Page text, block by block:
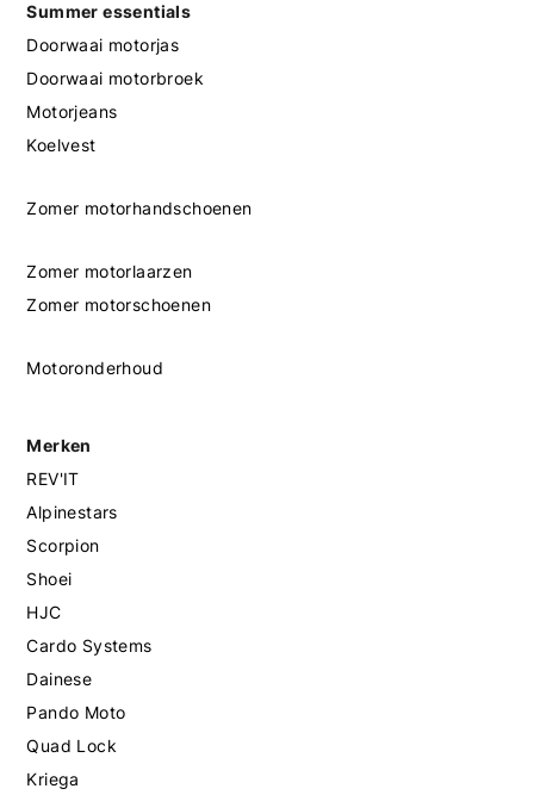
Summer essentials
Doorwaai motorjas
Doorwaai motorbroek
Motorjeans
Koelvest
Zomer motorhandschoenen
Zomer motorlaarzen
Zomer motorschoenen
Motoronderhoud
Merken
REV'IT
Alpinestars
Scorpion
Shoei
HJC
Cardo Systems
Dainese
Pando Moto
Quad Lock
Kriega